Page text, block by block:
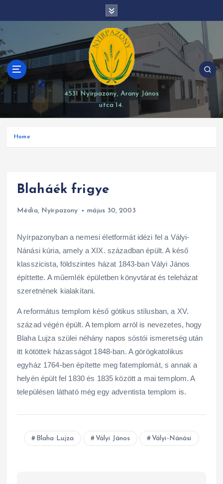
i
p
t
o
c
o
e
4531 Nyírpazony, Arany János
utca 14.
Home
Blaháék frigye
Média, Nyírpazony május 30, 2003
Nyírpazonyban a nemesi életformát idézi fel a Vályi-
Nánási kúria, amely a XIX. században épült. A késő
klasszicista, földszintes házat 1843-ban Vályi János
építtette. A műemlék épületben könyvtárat és teleházat
szeretnének kialakítani.
A református templom késő gótikus stílusban, a XV.
század végén épült. A templom arról is nevezetes, hogy
Blaha Lujza szülei néhány napos sóstói ismeretség után
itt kötöttek házasságot 1848-ban. A görögkatolikus
egyház 1764-ben építette meg fatemplomát, s annak a
helyén épült fel 1830 és 1835 között a mai templom. A
településen látható még egy adventista templom is.
Blaha Lujza Vályi János Vályi-Nánási
modal-check